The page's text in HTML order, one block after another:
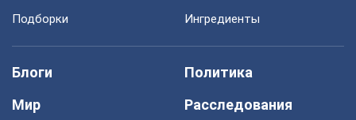
Подборки
Ингредиенты
Блоги
Политика
Мир
Расследования